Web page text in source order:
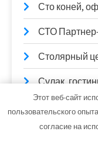
Сто коней,
СТО
Столярный
Сулак,
Сывлах,
Сывлах,
Этот веб-сайт
пользовательского
согласие на